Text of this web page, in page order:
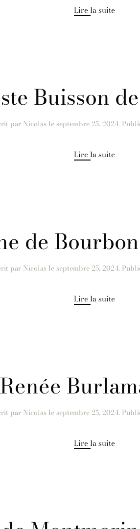
Lire la suite
Buisson
par Nicolasleseptembre 25, 2024.
Lire la suite
de
par Nicolasleseptembre 25, 2024.
Lire la suite
Renée
par Nicolasleseptembre 25, 2024.
Lire la suite